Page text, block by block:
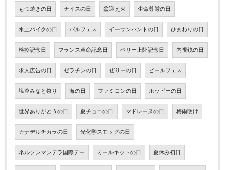
もつ焼きの日 ナイスの日 盆迎え火 生命尊厳の日
水上バイクの日 バルフェス イーサンハントの日 ひまわりの日
検疫記念日 フランス革命記念日 ペリー上陸記念日 内視鏡の日
求人広告の日 ゼラチンの日 ぜりーの日 ビールフェス
塩釜みなと祭り 海の日 ファミコンの日 ホッピーの日
世界ありがとうの日 夏チョコの日 マドレーヌの日 梅雨明け
カナデルチカラの日 光化学スモッグの日
ネルソンマンデラ国際デー ミールキットの日 夏休み初日